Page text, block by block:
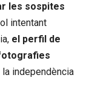
les sospites
intentant
el perfil de
independència